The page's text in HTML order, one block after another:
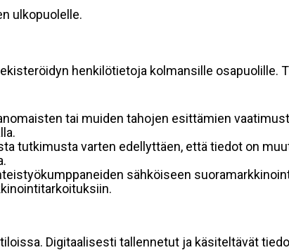
ulkopuolelle.
henkilötietoja kolmansille osapuolille.
tai muiden tahojen esittämien
tutkimusta varten edellyttäen, että tiedot on
sähköiseen
Digitaalisesti tallennetut ja käsiteltävät